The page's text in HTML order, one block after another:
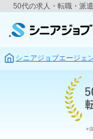
50代の求人・転職・派
シニアジョブエージェ